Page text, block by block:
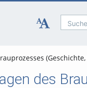
des